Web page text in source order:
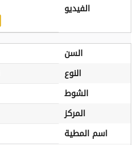
الفيديو
السن
النوع
الشوط
المركز
اسم المطية